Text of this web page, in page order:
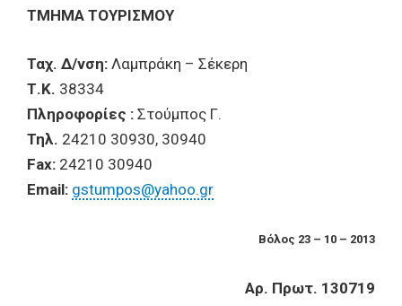
ΤΜΗΜΑ ΤΟΥΡΙΣΜΟΥ
Ταχ. Δ/νση: Λαμπράκη – Σέκερη
Τ.Κ. 38334
Πληροφορίες : Στούμπος Γ.
Τηλ. 24210 30930, 30940
Fax: 24210 30940
Email: gstumpos@yahoo.gr
Βόλος 23 – 10 – 2013
Αρ. Πρωτ. 130719